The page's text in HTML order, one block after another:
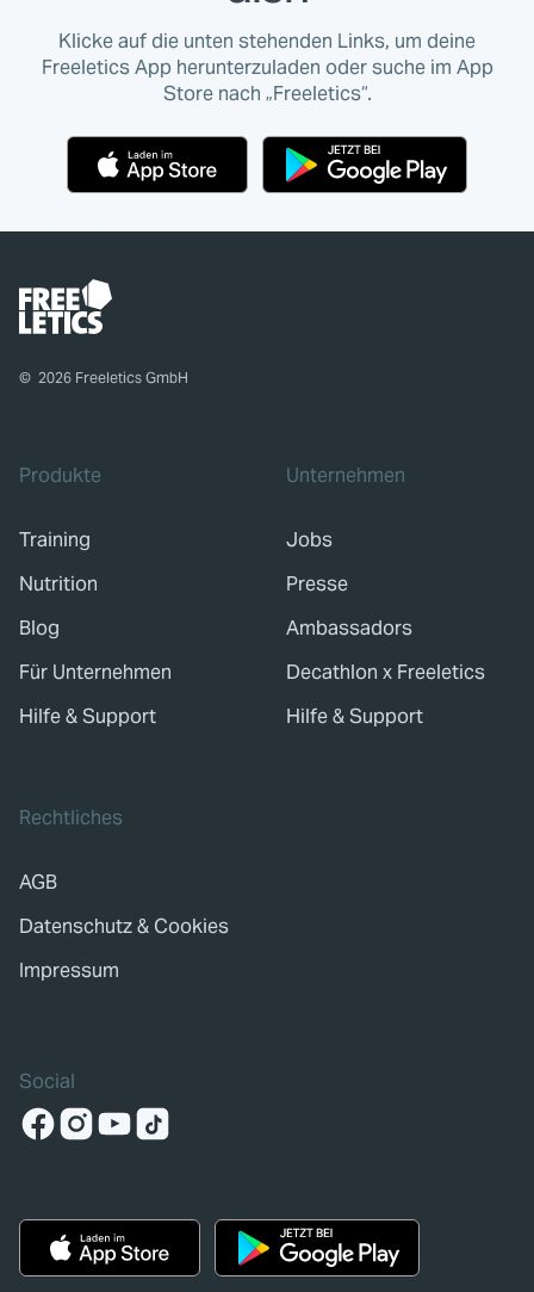
Klicke auf die unten stehenden Links, um deine
Freeletics App herunterzuladen oder suche im App
Store nach „Freeletics“.
© 2026 Freeletics GmbH
Produkte
Training
Nutrition
Blog
Für Unternehmen
Hilfe & Support
Unternehmen
Jobs
Presse
Ambassadors
Decathlon x Freeletics
Hilfe & Support
Rechtliches
AGB
Datenschutz & Cookies
Impressum
Social